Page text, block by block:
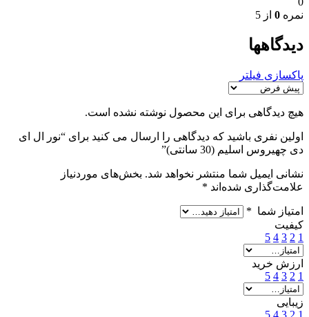
نمره 0 از 5
دیدگاهها
پاکسازی فیلتر
هیچ دیدگاهی برای این محصول نوشته نشده است.
اولین نفری باشید که دیدگاهی را ارسال می کنید برای “نور ال ای
دی چهیروس اسلیم (30 سانتی)”
نشانی ایمیل شما منتشر نخواهد شد. بخش‌های موردنیاز
علامت‌گذاری شده‌اند *
امتیاز شما *
کیفیت
1
2
3
4
5
ارزش خرید
1
2
3
4
5
زیبایی
1
2
3
4
5